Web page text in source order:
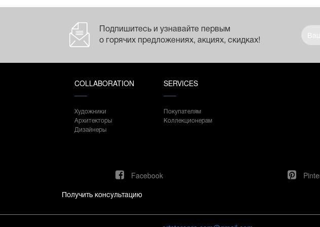
Подпишитесь и узнавайте первым
о горячих предложениях, акциях, скидках!
COLLABORATION
Художники
Архитекторы
Дизайнеры
SERVICES
Покупателям
Коллекционерам
Facebook
Получить консультацию